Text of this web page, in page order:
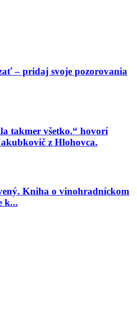
– pridaj svoje pozorovania
takmer všetko.“ hovorí
z Hlohovca.
Kniha o vinohradníckom
k...